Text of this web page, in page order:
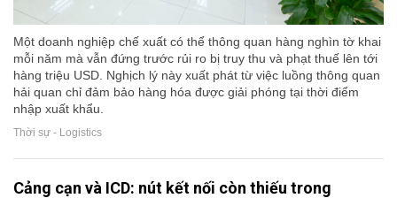
Một doanh nghiệp chế xuất có thể thông quan hàng nghìn tờ khai
mỗi năm mà vẫn đứng trước rủi ro bị truy thu và phạt thuế lên tới
hàng triệu USD. Nghịch lý này xuất phát từ việc luồng thông quan
hải quan chỉ đảm bảo hàng hóa được giải phóng tại thời điểm
nhập xuất khẩu.
Thời sự - Logistics
Cảng cạn và ICD: nút kết nối còn thiếu trong